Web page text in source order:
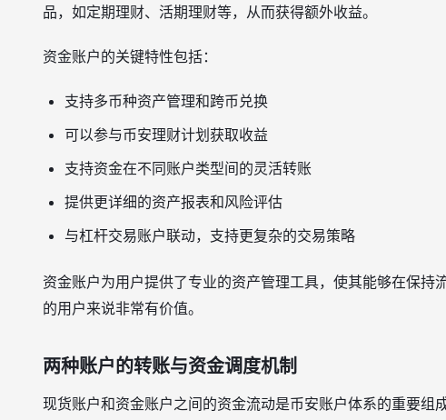
品，如定期理财、活期理财等，从而获得额外收益。
资金账户的关键特性包括：
支持多币种资产管理和跨币兑换
可以参与币安理财计划获取收益
支持资金在不同账户类型间的灵活转账
提供更详细的资产报表和风险评估
与杠杆交易账户联动，支持更复杂的交易策略
资金账户为用户提供了专业的资产管理工具，使其能够在保
的用户来说非常有价值。
两种账户的转账与资金调度机制
现货账户和资金账户之间的资金流动是币安账户体系的重要